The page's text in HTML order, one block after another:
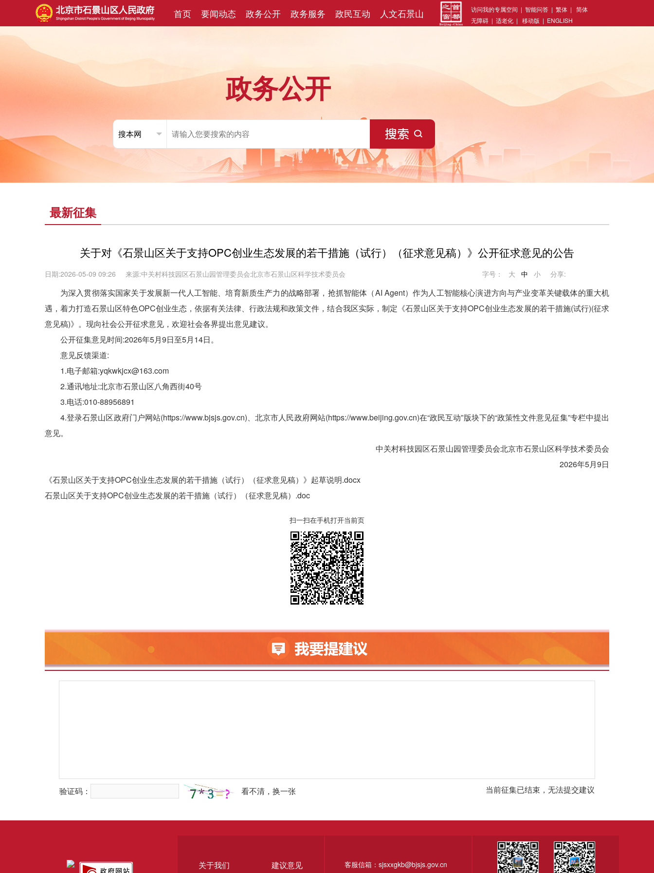
首页 要闻动态 政务公开 政务服务 政民互动 人文石景山 访问我的专属空间 | 智能问答 | 繁体 | 简体
无障碍 | 适老化 | 移动版 | ENGLISH
政务公开
最新征集
关于对《石景山区关于支持OPC创业生态发展的若干措施（试行）（征求意见稿）》公开征求意见的公告
日期:2026-05-09 09:26 来源:中关村科技园区石景山园管理委员会北京市石景山区科学技术委员会 分享:
字号： 大 中 小
为深入贯彻落实国家关于发展新一代人工智能、培育新质生产力的战略部署，抢抓智能体（AI Agent）作为人工智能核心演进方向与产业变革关键载体的重大机
遇，着力打造石景山区特色OPC创业生态，依据有关法律、行政法规和政策文件，结合我区实际，制定《石景山区关于支持OPC创业生态发展的若干措施(试行)(征求
意见稿)》。现向社会公开征求意见，欢迎社会各界提出意见建议。
公开征集意见时间:2026年5月9日至5月14日。
意见反馈渠道:
1.电子邮箱:yqkwkjcx@163.com
2.通讯地址:北京市石景山区八角西街40号
3.电话:010-88956891
4.登录石景山区政府门户网站(https://www.bjsjs.gov.cn)、北京市人民政府网站(https://www.beijing.gov.cn)在“政民互动”版块下的“政策性文件意见征集”专栏中提出
意见。
中关村科技园区石景山园管理委员会北京市石景山区科学技术委员会
2026年5月9日
《石景山区关于支持OPC创业生态发展的若干措施（试行）（征求意见稿）》起草说明.docx
石景山区关于支持OPC创业生态发展的若干措施（试行）（征求意见稿）.doc
扫一扫在手机打开当前页
当前征集已结束，无法提交建议
验证码： 看不清，换一张
关于我们 建议意见 客服信箱：sjsxxgkb@bjsjs.gov.cn